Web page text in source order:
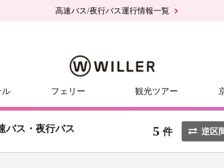
高速バス/夜行バス運行情報一覧
ル フェリー 観光ツアー
バス・夜行バス 5 件 逆区